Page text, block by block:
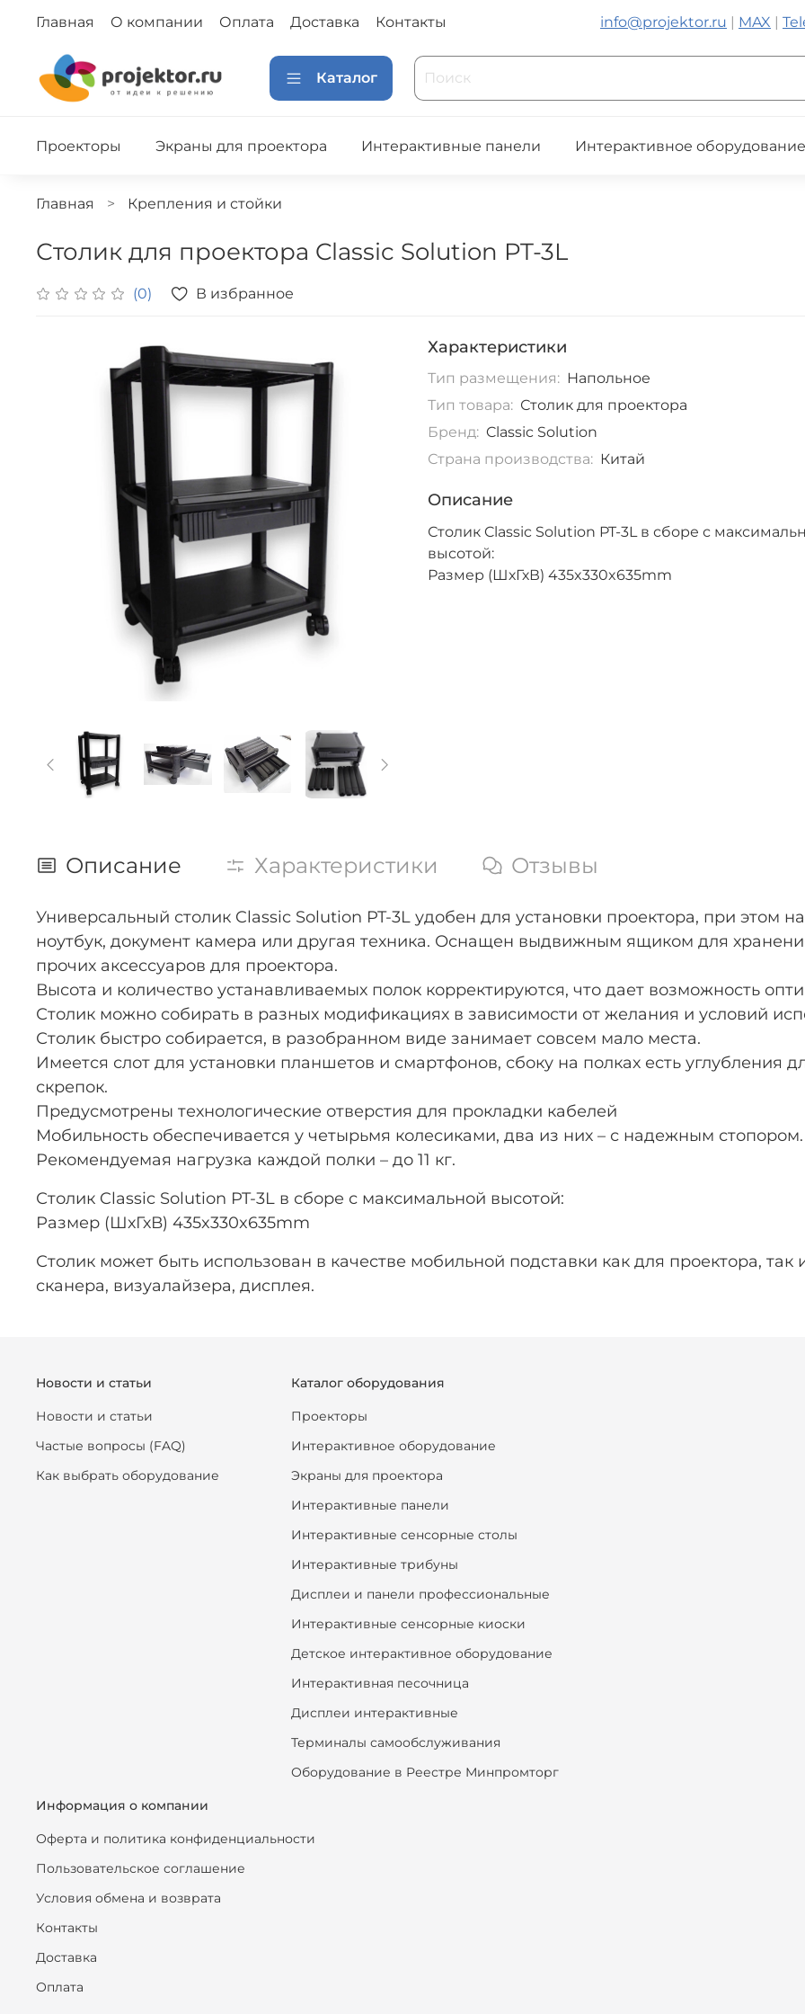
Главная О компании Оплата Доставка Контакты info@projektor.ru MAX
Каталог
Проекторы Экраны для проектора Интерактивные панели Интерактивное оборудование
Главная Крепления и стойки
Столик для проектора Classic Solution PT-3L
(0) В избранное
Характеристики
Тип размещения: Напольное
Тип товара: Столик для проектора
Бренд: Classic Solution
Страна производства: Китай
Описание
Столик Classic Solution PT-3L в сборе с
высотой:
Размер (ШхГхВ) 435x330x635mm
Описание Характеристики Отзывы
Универсальный столик Classic Solution PT-3L удобен для установки проектора, при этом
ноутбук, документ камера или другая техника. Оснащен выдвижным ящиком для
прочих аксессуаров для проектора.
Высота и количество устанавливаемых полок корректируются, что дает возможность
Столик можно собирать в разных модификациях в зависимости от желания и условий
Столик быстро собирается, в разобранном виде занимает совсем мало места.
Имеется слот для установки планшетов и смартфонов, сбоку на полках есть углубления
скрепок.
Предусмотрены технологические отверстия для прокладки кабелей
Мобильность обеспечивается у четырьмя колесиками, два из них – с надежным стопором.
Рекомендуемая нагрузка каждой полки – до 11 кг.
Столик Classic Solution PT-3L в сборе с максимальной высотой:
Размер (ШхГхВ) 435x330x635mm
Столик может быть использован в качестве мобильной подставки как для проектора, так
сканера, визуалайзера, дисплея.
Новости и статьи
Новости и статьи
Частые вопросы (FAQ)
Как выбрать оборудование
Каталог оборудования
Проекторы
Интерактивное оборудование
Экраны для проектора
Интерактивные панели
Интерактивные сенсорные столы
Интерактивные трибуны
Дисплеи и панели профессиональные
Интерактивные сенсорные киоски
Детское интерактивное оборудование
Интерактивная песочница
Дисплеи интерактивные
Терминалы самообслуживания
Оборудование в Реестре Минпромторг
Информация о компании
Оферта и политика конфиденциальности
Пользовательское соглашение
Условия обмена и возврата
Контакты
Доставка
Оплата